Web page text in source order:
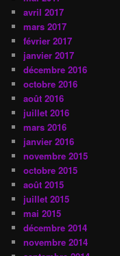
avril 2017
mars 2017
février 2017
janvier 2017
décembre 2016
octobre 2016
août 2016
juillet 2016
mars 2016
janvier 2016
novembre 2015
octobre 2015
août 2015
juillet 2015
mai 2015
décembre 2014
novembre 2014